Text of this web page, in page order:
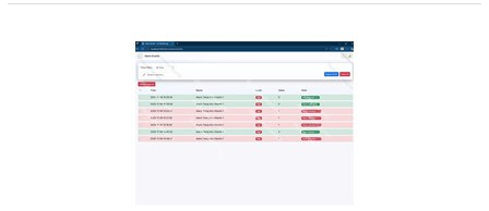
truyền và lưu trữ dữ liệu
Thiết bị điều khiển và giám